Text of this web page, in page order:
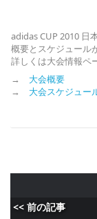
adidas CUP 2010
概要とスケジュール
詳しくは大会情報ペ
→ 大会概要
→ 大会スケジュー
<< 前の記事